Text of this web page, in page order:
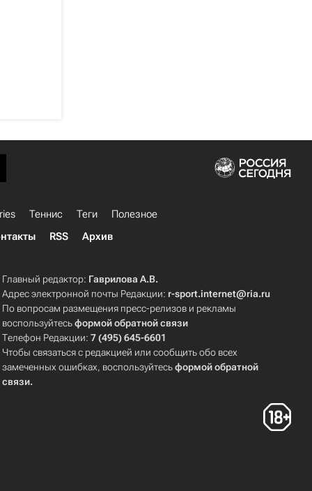
Теннис Теги
Полезное
RSS Архив
Главный редактор: Гаврилова А.В.
Адрес электронной почты Редакции: r-sport.internet@ria.ru
По вопросам размещения пресс-релизов и рекламы
воспользуйтесьформой обратной связи
Телефон Редакции:7 (495) 645-6601
Чтобы связаться с редакцией или сообщить обо всех
замеченных ошибках, воспользуйтесьформой обратной
связи.